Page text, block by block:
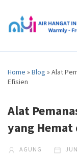
Home » Blog » Alat
Efisien
Alat
yang Hemat
AGUNG